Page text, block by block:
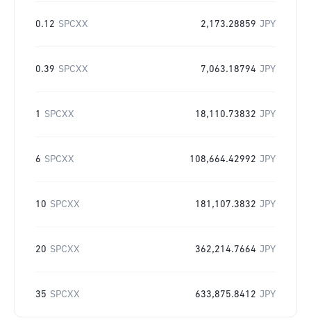
0.12 SPCXX 2,173.28859 JPY
0.39 SPCXX 7,063.18794 JPY
1 SPCXX 18,110.73832 JPY
6 SPCXX 108,664.42992 JPY
10 SPCXX 181,107.3832 JPY
20 SPCXX 362,214.7664 JPY
35 SPCXX 633,875.8412 JPY